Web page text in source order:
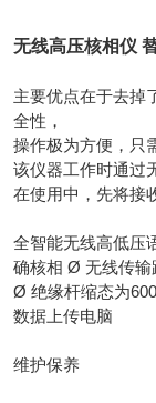
无线高压核相仪
主要优点在于去掉
全性，
操作极为方便，只
该仪器工作时通过
在使用中，先将接
全智能无线高低压
确核相 Ø 无线传输
Ø 绝缘杆缩态为
数据上传电脑
维护保养